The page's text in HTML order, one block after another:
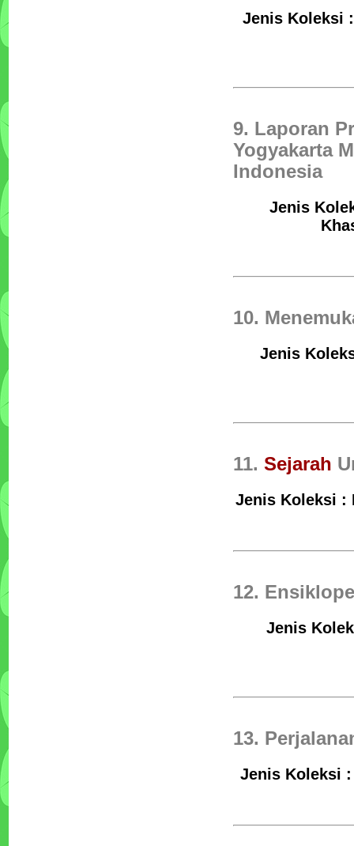
Jenis Koleksi
9. Laporan
Yogyakarta
Indonesia
Jenis
10.
Jenis
11. Sejarah
Jenis Koleksi :
12.
Jenis
13.
Jenis Koleksi